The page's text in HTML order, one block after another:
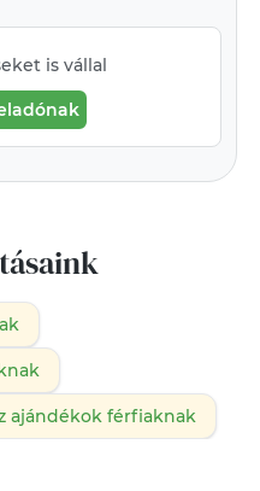
is vállal
ajándékok férfiaknak